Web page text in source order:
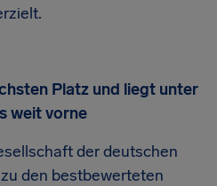
Platz und liegt unter
weit vorne
der deutschen
den bestbewerteten